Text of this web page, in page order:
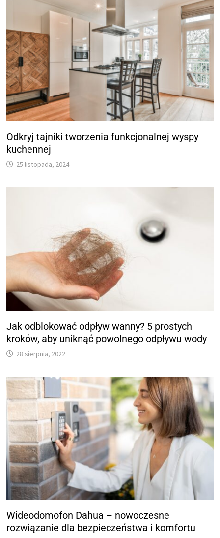
Odkryj tajniki tworzenia funkcjonalnej wyspy
kuchennej
25 listopada, 2024
Jak odblokować odpływ wanny? 5 prostych
kroków, aby uniknąć powolnego odpływu wody
28 sierpnia, 2022
Wideodomofon Dahua – nowoczesne
rozwiązanie dla bezpieczeństwa i komfortu